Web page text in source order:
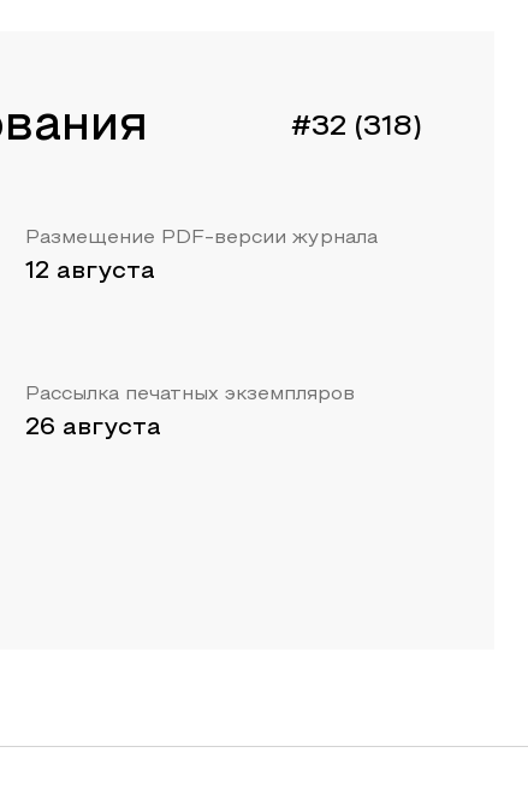
#32 (318)
Размещение PDF-версии журнала
12 августа
Рассылка печатных экземпляров
26 августа